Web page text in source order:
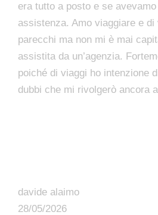
era tutto a posto e se
assistenza. Amo viaggiare e di
parecchi ma non mi è mai
assistita da un’agenzia.
poiché di viaggi ho intenzione
dubbi che mi rivolgerò ancora
davide alaimo
28/05/2026